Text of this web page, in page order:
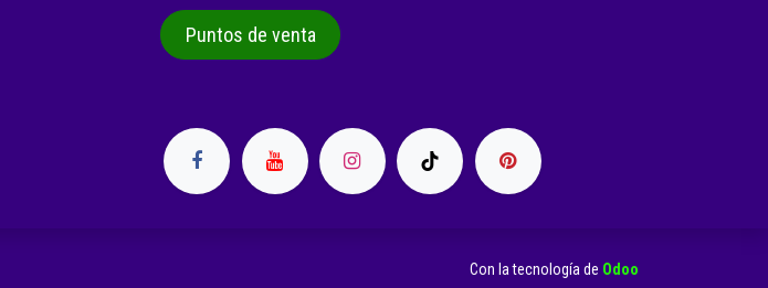
Puntos de venta
Con la tecnología de Odoo